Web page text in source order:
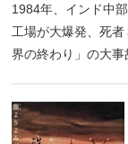
1984年、インド中
工場が大爆発、死
界の終わり」の大事